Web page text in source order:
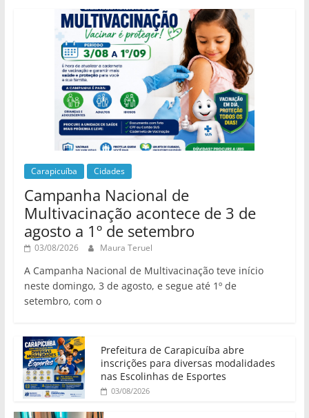
Carapicuíba Cidades
Campanha Nacional de
Multivacinação acontece de 3 de
agosto a 1º de setembro
03/08/2026 Maura Teruel
A Campanha Nacional de Multivacinação teve início
neste domingo, 3 de agosto, e segue até 1º de
setembro, com o
Prefeitura de Carapicuíba abre
inscrições para diversas modalidades
nas Escolinhas de Esportes
03/08/2026